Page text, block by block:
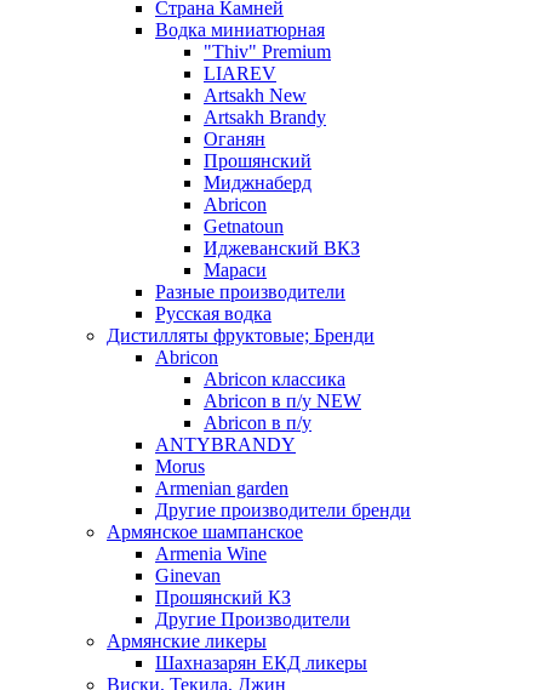
Страна Камней
Водка миниатюрная
"Thiv" Premium
LIAREV
Artsakh New
Artsakh Brandy
Оганян
Прошянский
Миджнаберд
Abricon
Getnatoun
Иджеванский ВКЗ
Мараси
Разные производители
Русская водка
Дистилляты фруктовые; Бренди
Abricon
Abricon классика
Abricon в п/у NEW
Abricon в п/у
ANTYBRANDY
Morus
Armenian garden
Другие производители бренди
Армянское шампанское
Armenia Wine
Ginevan
Прошянский КЗ
Другие Производители
Армянские ликеры
Шахназарян ЕКД ликеры
Виски, Текила, Джин